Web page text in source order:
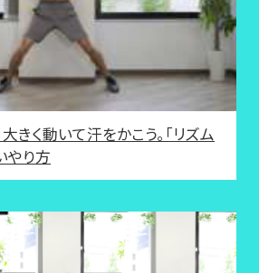
大きく動いて汗をかこう。「リズム
やり方